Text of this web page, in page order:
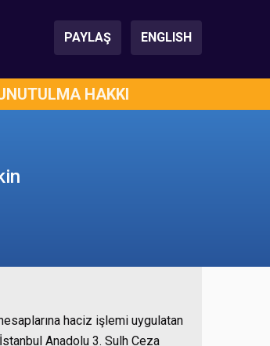
PAYLAŞ ENGLISH
HAKKI
haciz işlemi uygulatan
Anadolu 3. Sulh Ceza